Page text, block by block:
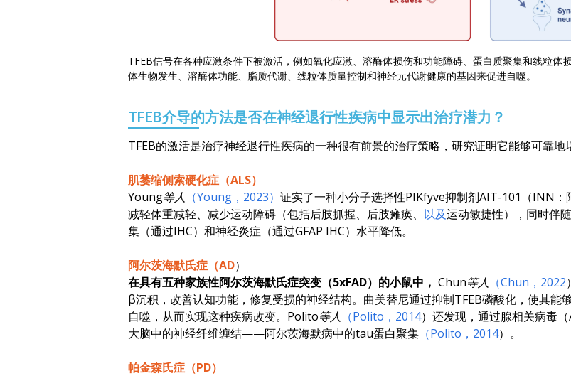
TFEB信号在各种应激条件下被激活，例如氧化应激、溶酶体损伤和功能障碍、蛋白质聚集和线粒
体生物发生、溶酶体功能、脂质代谢、线粒体质量控制和神经元代谢健康的基因来促进自噬。
TFEB介导的方法是否在神经退行性疾病中显示出治疗潜力？
TFEB的激活是治疗神经退行性疾病的一种很有前景的治疗策略，研究证明它能够可靠地
肌萎缩侧索硬化症（ALS）
Young等人 （Young，2023） 证实了一种小分子选择性PIKfyve抑制剂AIT-101（INN
减轻体重减轻、减少运动障碍（包括后肢抓握、后肢瘫痪、 以及运动敏捷性），同时伴
集（通过IHC）和神经炎症（通过GFAP IHC）水平降低。
阿尔茨海默氏症（AD）
在具有五种家族性阿尔茨海默氏症突变（5xFAD）的小鼠中， Chun等人 （Chun，2022
β沉积，改善认知功能，修复受损的神经结构。曲美替尼通过抑制TFEB磷酸化，使其能
自噬，从而实现这种疾病改变。 Polito等人 （Polito，2014）还发现，通过腺相关病毒
大脑中的神经纤维缠结——阿尔茨海默病中的tau蛋白聚集 （Polito，2014）。
帕金森氏症（PD）